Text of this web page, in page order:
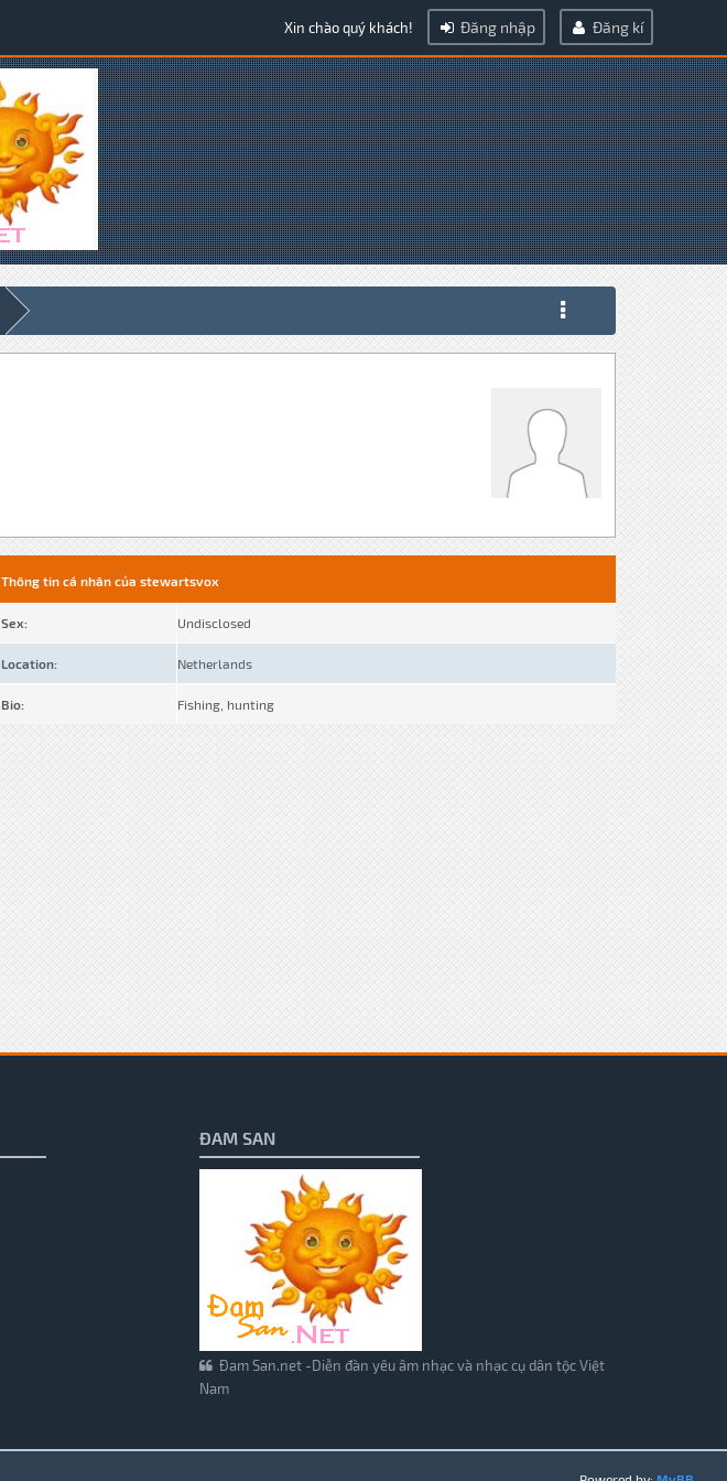
Xin chào quý khách! Đăng nhập Đăng kí
Thông tin cá nhân của stewartsvox
Sex: Undisclosed
Location: Netherlands
Bio: Fishing, hunting
ĐAM SAN
Đam San.net -Diễn đàn yêu âm nhạc và nhạc cụ dân tộc Việt
Nam